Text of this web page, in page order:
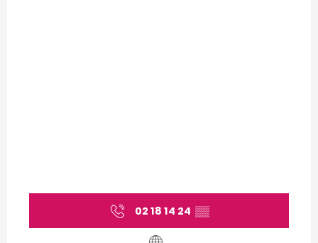
02 18 14 24 ▒▒